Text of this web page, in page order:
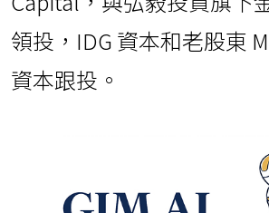
領投，IDG 資本和老股東
資本跟投。